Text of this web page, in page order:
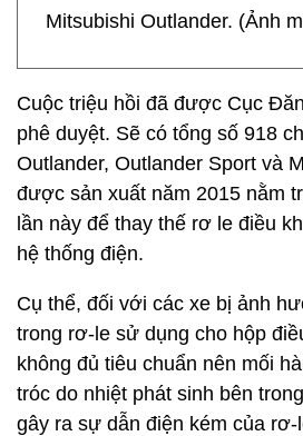
Mitsubishi Outlander. (Ảnh
Cuộc triệu hồi đã được Cục
phê duyệt. Sẽ có tổng số 918
Outlander, Outlander Sport và
được sản xuất năm 2015 nằm
lần này để thay thế rơ le điều
hệ thống điện.
Cụ thể, đối với các xe bị ảnh
trong rơ-le sử dụng cho hộp
không đủ tiêu chuẩn nên mối
tróc do nhiệt phát sinh bên
gây ra sự dẫn điện kém của rơ-